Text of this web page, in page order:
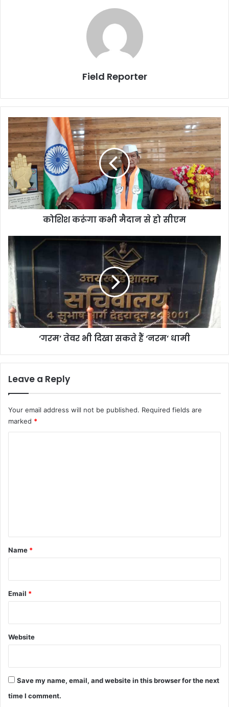
Field Reporter
कोशिश
करूंगा
कभी
मैदान
से
हो
सीएम
कोशिश करूंगा कभी मैदान से हो सीएम
तेवर
भी
दिखा
सकते
‘नरम’
धामी
‘गरम’ तेवर भी दिखा सकते हैं ‘नरम’ धामी
Leave a Reply
Your email address will not be published. Required fields are
marked *
*
Name *
Email *
Website
Save my name, email, and website in this browser for the next
time I comment.